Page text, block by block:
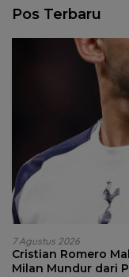
Pos Terbaru
7 Agustus 2026
Cristian Romero
Milan Mundur dari